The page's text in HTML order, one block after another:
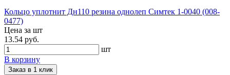
Кольцо уплотнит Дн110 резина однолеп Симтек 1-0040 (008-
0477)
Цена за шт
13.54 руб.
шт
В корзину
Заказ в 1 клик